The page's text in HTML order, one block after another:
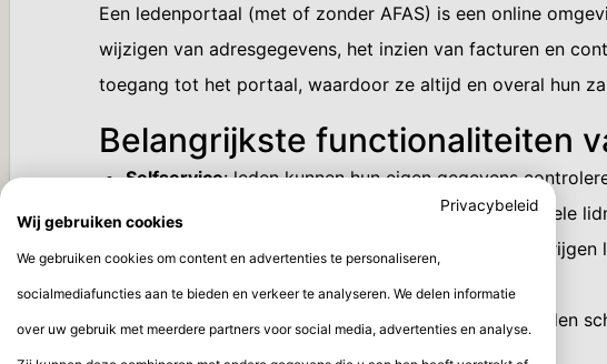
Een ledenportaal (met of zonder AFAS) is een online
wijzigen van adresgegevens, het inzien van facturen en
toegang tot het portaal, waardoor ze altijd en overal hun
Belangrijkste functionaliteiten
Selfservice: leden kunnen hun eigen gegevens
Inzicht in lidmaatschap:
leden zien direct hun actuele
Toegang tot exclusieve content : via het portaal
learnings.
Eenvoudige inschrijving en opzegging:
nieuwe leden
of opzeggen.
Privacybeleid
Wij gebruiken cookies
We gebruiken cookies om content en advertenties te personaliseren,
socialmediafuncties aan te bieden en verkeer te analyseren. We delen informatie
over uw gebruik met meerdere partners voor social media, advertenties en analyse.